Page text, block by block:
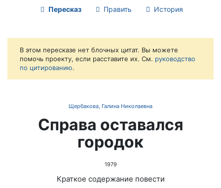
Пересказ Править История
В этом пересказе нет блочных цитат. Вы можете
помочь проекту, если расставите их. См. руководство
по цитированию.
Щербакова, Галина Николаевна
Справа оставался
городок
1979
Краткое содержание повести